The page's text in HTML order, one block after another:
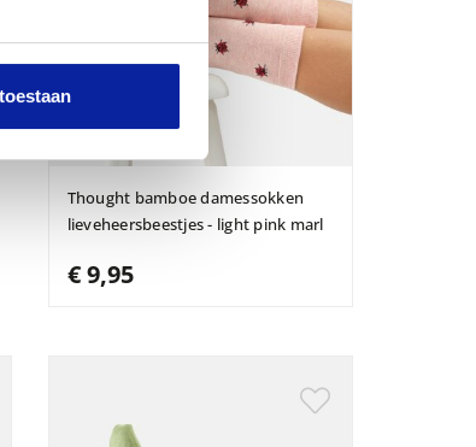
Thought bamboe damessokken
lieveheersbeestjes - light pink marl
€ 9,95